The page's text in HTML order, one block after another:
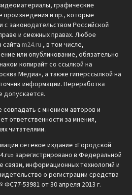
графические
и пр., которые
с законодательством Российской
и смежных правах. Любое
сайта m24.ru , в том числе,
или опубликование, обязательно
копирайт со ссылкой на
Медиа», а также гиперссылкой на
информации. Переработка
допускается.
с мнением авторов и
ответственности за мнения,
читателями.
сетевое издание «Городской
зарегистрировано в Федеральной
информационных технологий и
о регистрации средства
53981 от 30 апреля 2013 г.